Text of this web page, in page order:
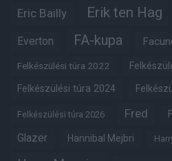
Eric Bailly Erik ten Hag
Everton FA-kupa
Felkészülési túra 2022
Felkészülési túra 2024
Felkészülési túra 2026 Fred
Glazer Hannibal Mejbri